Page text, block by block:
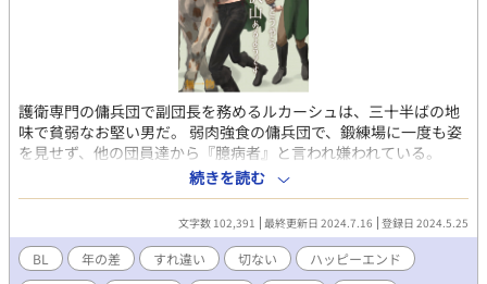
護衛専門の傭兵団で副団長を務めるルカーシュは、三十半ばの地
味で貧弱なお堅い男だ。 弱肉強食の傭兵団で、鍛練場に一度も姿
を見せず、他の団員達から『臆病者』と言われ嫌われている。
「俺はお前じゃないと駄目なんだ」と団長に口説かれ祖国を捨て
て付いてきたのに、気が付けば十数年、団長はルカーシュに指一
本触れて来ようとしない。それどころか、美青年の養子といちゃ
つく姿を目撃し、遂にルカーシュの堪忍袋の緒が切れた。人はキ
レた時、一番やってはいけない事をやらかす…… 少し感情表現の
おかしい受けと、脳筋にぶちん男とのドタバタ劇。 攻めが無体を
続きを読む
文字数 102,391 最終更新日 2024.7.16 登録日 2024.5.25
BL 年の差 すれ違い 切ない
ハッピーエンド